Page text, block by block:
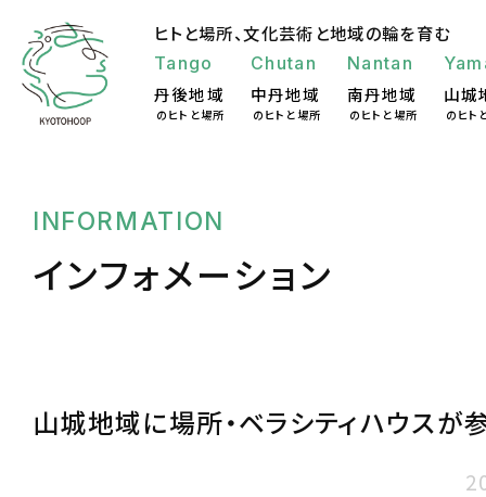
ヒトと場所、文化芸術と地域の輪を育む
Tango
丹後地域
のヒトと場所
Chutan
中丹地域
のヒトと場所
Nantan
南丹地域
のヒトと場所
山城
のヒト
INFORMATION
インフォメーション
山城地域に場所・ベラシティハウスが